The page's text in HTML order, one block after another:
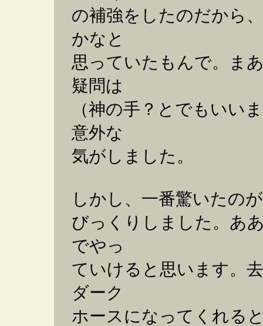
の補強をしたのだから
かなと
思っていたもんで。ま
疑問は
（神の手？とでもいい
意外な
気がしました。
しかし、一番驚いたの
びっくりしました。あ
でやっ
ていけると思います。
ダーク
ホースになってくれる